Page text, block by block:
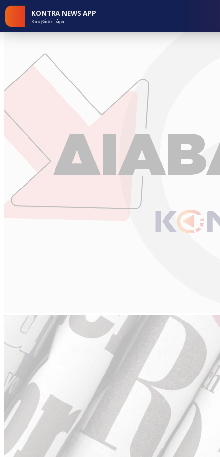
KONTRA NEWS APP
Κατεβάστε τώρα